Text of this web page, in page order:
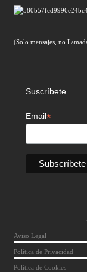
(Solo mensajes, no
Suscríbete
Email*
Aviso Legal
Política de Privacidad
Política de Cookies